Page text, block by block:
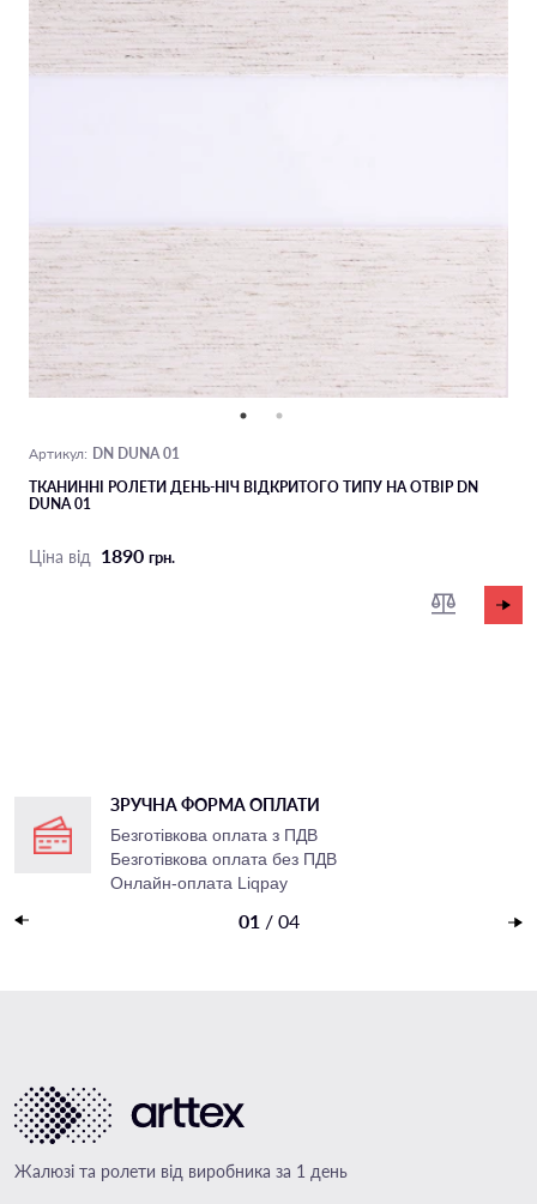
Артикул: DN DUNA 01
ТКАНИННІ РОЛЕТИ ДЕНЬ-НІЧ ВІДКРИТОГО ТИПУ НА ОТВІР DN
DUNA 01
Ціна від 1890 грн.
ЗРУЧНА ФОРМА ОПЛАТИ
Безготівкова оплата з ПДВ
Безготівкова оплата без ПДВ
Онлайн-оплата Liqpay
01 / 04
Жалюзі та ролети від виробника за 1 день